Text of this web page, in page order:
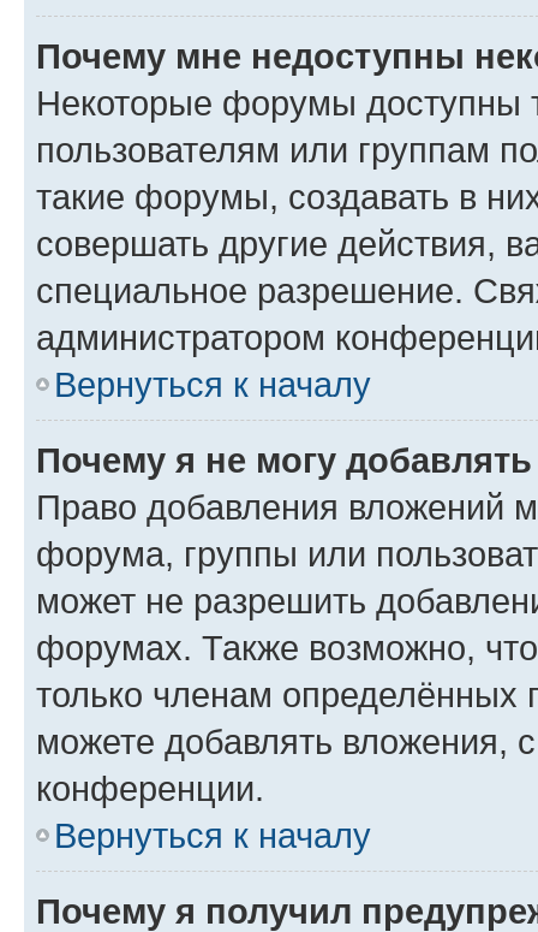
Почему мне недоступны
Некоторые форумы доступны
пользователям или группам
такие форумы, создавать в
совершать другие действия,
специальное разрешение.
администратором
Вернуться к началу
Почему я не могу
Право добавления вложений
форума, группы или
может не разрешить
форумах. Также возможно,
только членам определённых
можете добавлять вложения,
конференции.
Вернуться к началу
Почему я получил